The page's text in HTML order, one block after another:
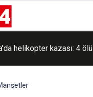
helikopter kazası: 4 ölü